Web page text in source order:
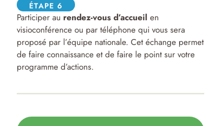
ÉTAPE 6
Participer au rendez-vous d’accueil en
visioconférence ou par téléphone qui vous sera
proposé par l’équipe nationale. Cet échange permet
de faire connaissance et de faire le point sur votre
programme d’actions.